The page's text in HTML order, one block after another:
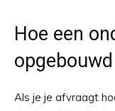
Hoe een
opgebouwd
Als je je afvraagt